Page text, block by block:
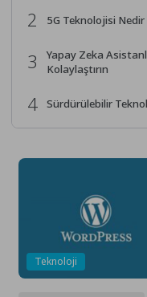
2 5G Teknolojisi Nedir
3
Yapay Zeka
Kolaylaştırın
4 Sürdürülebilir
WhatsApp Gizlilik
Riskte mi Bırakıyor?
2026’da Akıllı
Teknolojisi
8 2026’da Mutlaka
Teknoloji